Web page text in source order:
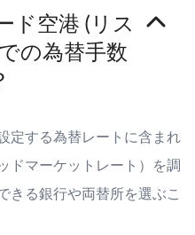
ド空港 (リス
の為替手数
定する為替レートに含まれ
ドマーケットレート）を調
きる銀行や両替所を選ぶこ